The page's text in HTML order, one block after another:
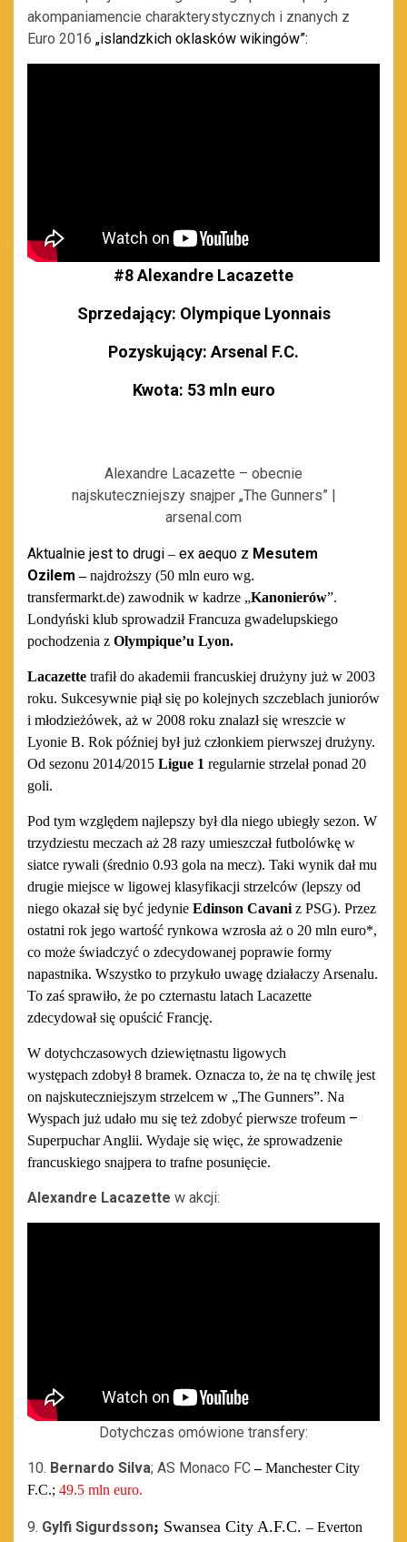
akompaniamencie charakterystycznych i znanych z
Euro 2016 „islandzkich oklasków wikingów”:
#8 Alexandre Lacazette
Sprzedający: Olympique Lyonnais
Pozyskujący: Arsenal F.C.
Kwota: 53 mln euro
Alexandre Lacazette – obecnie
najskuteczniejszy snajper „The Gunners” |
arsenal.com
Aktualnie jest to drugi – ex aequo z Mesutem
Ozilem–najdroższy (50 mln euro wg.
transfermarkt.de) zawodnik w kadrze „Kanonierów”.
Londyński klub sprowadził Francuza gwadelupskiego
pochodzenia z Olympique’u Lyon.
Lacazette trafił do akademii francuskiej drużyny już w 2003
roku. Sukcesywnie piąłsię po kolejnych szczeblach juniorów
i młodzieżówek, aż w 2008 roku znalazł się wreszcie w
Lyonie B. Rok później był już członkiem pierwszej drużyny.
Od sezonu 2014/2015 Ligue 1 regularnie strzelałponad 20
goli.
Pod tym względem najlepszy był dla niego ubiegły sezon. W
trzydziestu meczach aż 28 razy umieszczał futbolówkę w
siatce rywali (średnio 0.93 gola na mecz). Taki wynik dał mu
drugie miejsce w ligowej klasyfikacji strzelców (lepszy od
niego okazał się być jedynie Edinson Cavaniz PSG). Przez
ostatni rok jego wartość rynkowa wzrosła aż o 20 mln euro*,
co może świadczyć o zdecydowanej poprawie formy
napastnika. Wszystko to przykuło uwagę działaczy Arsenalu.
To zaś sprawiło, że po czternastu latach Lacazette
zdecydował się opuścić Francję.
W dotychczasowych dziewiętnastu ligowych
występach zdobył8 bramek. Oznacza to, że na tę chwilę jest
on najskuteczniejszym strzelcem w „The Gunners”. Na
Wyspach już udało mu się też zdobyć pierwsze trofeum –
Superpuchar Anglii. Wydaje się więc, że sprowadzenie
francuskiego snajpera to trafne posunięcie.
Alexandre Lacazette w akcji:
Dotychczas omówione transfery:
10. Bernardo Silva; AS Monaco FC–Manchester City
F.C.; 49.5 mln euro.
9. Gylfi Sigurdsson; Swansea City A.F.C. – Everton